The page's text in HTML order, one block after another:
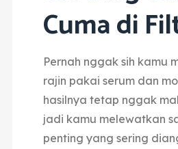
Cuma di
Pernah nggak sih kamu
rajin pakai serum dan
hasilnya tetap nggak
jadi kamu melewatkan
penting yang sering